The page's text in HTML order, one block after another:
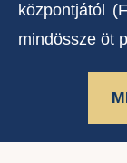
központjától
mindössze öt